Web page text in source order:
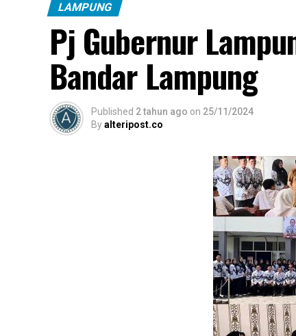
LAMPUNG
Pj Gubernur
Bandar Lampung
Published 2 tahun ago on 25/11/2024
Byalteripost.co